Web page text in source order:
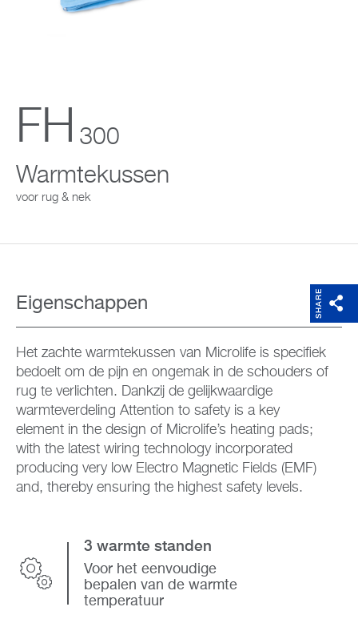
Support
FH 300
Warmtekussen
voor rug & nek
SHARE
Eigenschappen
Het zachte warmtekussen van Microlife is specifiek
bedoelt om de pijn en ongemak in de schouders of
rug te verlichten. Dankzij de gelijkwaardige
warmteverdeling Attention to safety is a key
element in the design of Microlife’s heating pads;
with the latest wiring technology incorporated
producing very low Electro Magnetic Fields (EMF)
and, thereby ensuring the highest safety levels.
3 warmte standen
Voor het eenvoudige
bepalen van de warmte
temperatuur